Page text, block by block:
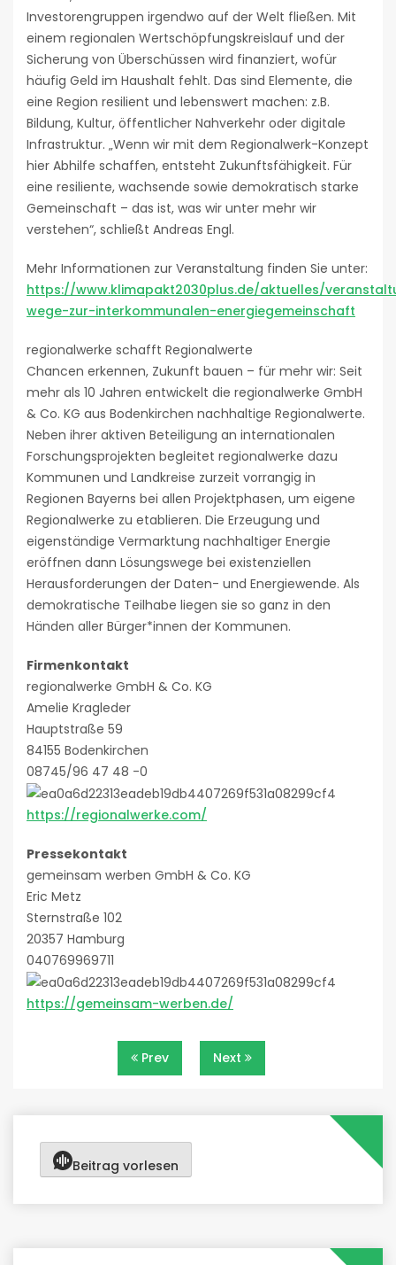
Investorengruppen irgendwo auf der Welt fließen. Mit
einem regionalen Wertschöpfungskreislauf und der
Sicherung von Überschüssen wird finanziert, wofür
häufig Geld im Haushalt fehlt. Das sind Elemente, die
eine Region resilient und lebenswert machen: z.B.
Bildung, Kultur, öffentlicher Nahverkehr oder digitale
Infrastruktur. „Wenn wir mit dem Regionalwerk-Konzept
hier Abhilfe schaffen, entsteht Zukunftsfähigkeit. Für
eine resiliente, wachsende sowie demokratisch starke
Gemeinschaft – das ist, was wir unter mehr wir
verstehen“, schließt Andreas Engl.
Mehr Informationen zur Veranstaltung finden Sie unter:
https://www.klimapakt2030plus.de/aktuelles/
wege-zur-interkommunalen-energiegemeinschaft
regionalwerke schafft Regionalwerte
Chancen erkennen, Zukunft bauen – für mehr wir: Seit
mehr als 10 Jahren entwickelt die regionalwerke GmbH
& Co. KG aus Bodenkirchen nachhaltige Regionalwerte.
Neben ihrer aktiven Beteiligung an internationalen
Forschungsprojekten begleitet regionalwerke dazu
Kommunen und Landkreise zurzeit vorrangig in
Regionen Bayerns bei allen Projektphasen, um eigene
Regionalwerke zu etablieren. Die Erzeugung und
eigenständige Vermarktung nachhaltiger Energie
eröffnen dann Lösungswege bei existenziellen
Herausforderungen der Daten- und Energiewende. Als
demokratische Teilhabe liegen sie so ganz in den
Händen aller Bürger*innen der Kommunen.
Firmenkontakt
regionalwerke GmbH & Co. KG
Amelie Kragleder
Hauptstraße 59
84155 Bodenkirchen
08745/96 47 48 -0
https://regionalwerke.com/
Pressekontakt
gemeinsam werben GmbH & Co. KG
Eric Metz
Sternstraße 102
20357 Hamburg
040769969711
https://gemeinsam-werben.de/
Beitragsnavigation
Prev Next
Beitrag vorlesen